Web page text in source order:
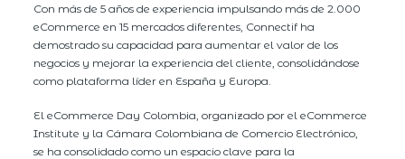
Con más de 5 años de experiencia impulsando más de 2.000
eCommerce en 15 mercados diferentes, Connectif ha
demostrado su capacidad para aumentar el valor de los
negocios y mejorar la experiencia del cliente, consolidándose
como plataforma líder en España y Europa.
El eCommerce Day Colombia, organizado por el eCommerce
Institute y la Cámara Colombiana de Comercio Electrónico,
se ha consolidado como un espacio clave para la